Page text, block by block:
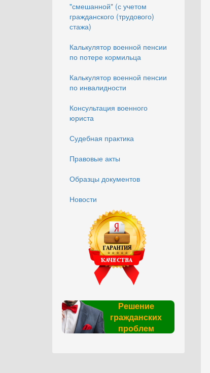
"смешанной" (с учетом
гражданского (трудового)
стажа)
Калькулятор военной пенсии
по потере кормильца
Калькулятор военной пенсии
по инвалидности
Консультация военного
юриста
Судебная практика
Правовые акты
Образцы документов
Новости
Решение
гражданских
проблем